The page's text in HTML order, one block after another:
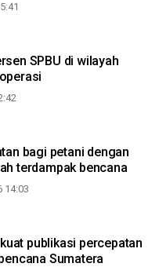
SPBU di wilayah
bagi petani dengan
terdampak bencana
14:03
publikasi percepatan
Sumatera